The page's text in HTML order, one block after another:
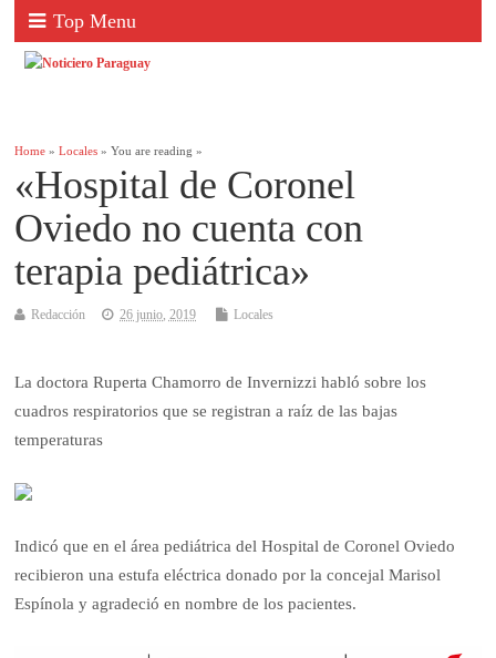
Top Menu
Home »Locales » You are reading »
«Hospital de Coronel
Oviedo no cuenta con
terapia pediátrica»
Redacción 26 junio, 2019 Locales
La doctora Ruperta Chamorro de Invernizzi habló sobre los
cuadros respiratorios que se registran a raíz de las bajas
temperaturas
Indicó que en el área pediátrica del Hospital de Coronel Oviedo
recibieron una estufa eléctrica donado por la concejal Marisol
Espínola y agradeció en nombre de los pacientes.